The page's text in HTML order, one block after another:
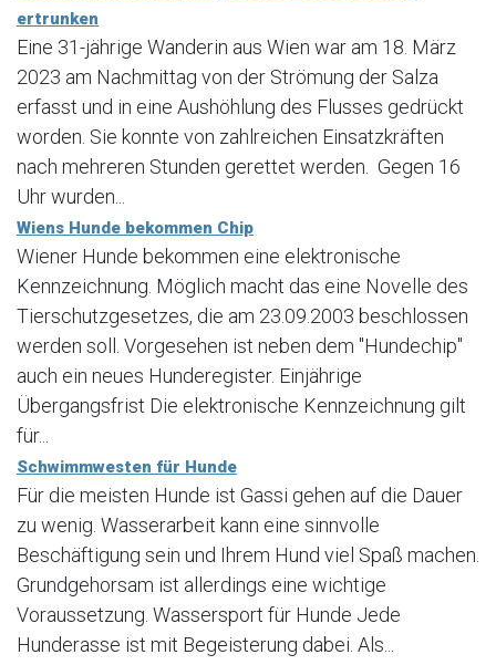
ertrunken
Eine 31-jährige Wanderin aus Wien war am 18. März
2023 am Nachmittag von der Strömung der Salza
erfasst und in eine Aushöhlung des Flusses gedrückt
worden. Sie konnte von zahlreichen Einsatzkräften
nach mehreren Stunden gerettet werden. Gegen 16
Uhr wurden...
Wiens Hunde bekommen Chip
Wiener Hunde bekommen eine elektronische
Kennzeichnung. Möglich macht das eine Novelle des
Tierschutzgesetzes, die am 23.09.2003 beschlossen
werden soll. Vorgesehen ist neben dem "Hundechip"
auch ein neues Hunderegister. Einjährige
Übergangsfrist Die elektronische Kennzeichnung gilt
für...
Schwimmwesten für Hunde
Für die meisten Hunde ist Gassi gehen auf die Dauer
zu wenig. Wasserarbeit kann eine sinnvolle
Beschäftigung sein und Ihrem Hund viel Spaß machen.
Grundgehorsam ist allerdings eine wichtige
Voraussetzung. Wassersport für Hunde Jede
Hunderasse ist mit Begeisterung dabei. Als...